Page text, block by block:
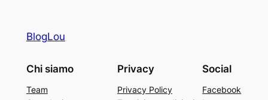
BlogLou
Chi siamo
Team
Privacy
Privacy Policy
Social
Facebook